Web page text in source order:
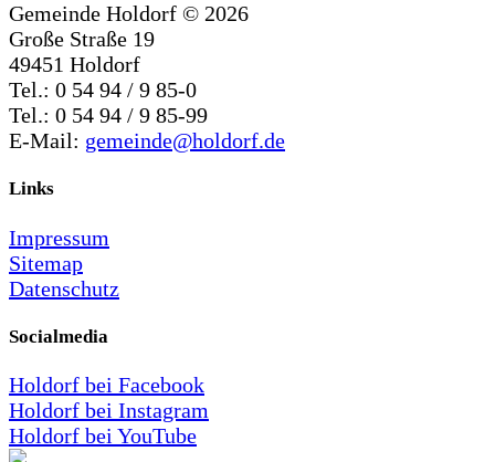
Gemeinde Holdorf © 2026
Große Straße 19
49451 Holdorf
Tel.: 0 54 94 / 9 85-0
Tel.: 0 54 94 / 9 85-99
E-Mail: gemeinde@holdorf.de
Links
Impressum
Sitemap
Datenschutz
Socialmedia
Holdorf bei Facebook
Holdorf bei Instagram
Holdorf bei YouTube